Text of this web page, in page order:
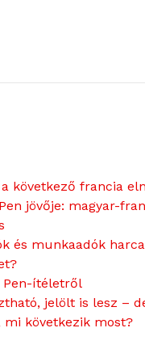
következő francia
jövője: magyar-
és munkaadók
Pen-ítéletről
jelölt is lesz –
mi következik most?